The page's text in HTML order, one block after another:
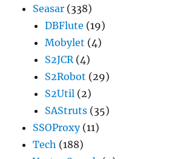
Seasar (338)
DBFlute (19)
Mobylet (4)
S2JCR(4)
S2Robot (29)
S2Util (2)
SAStruts (35)
SSOProxy(11)
Tech (188)